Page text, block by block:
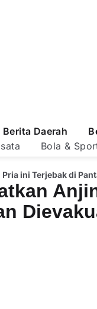
Berita Daerah
Bola &
ini Terjebak di